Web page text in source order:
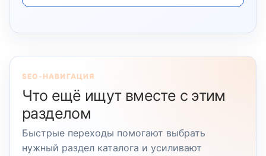
SEO-НАВИГАЦИЯ
Что ещё ищут вместе с этим
разделом
Быстрые переходы помогают выбрать
нужный раздел каталога и усиливают